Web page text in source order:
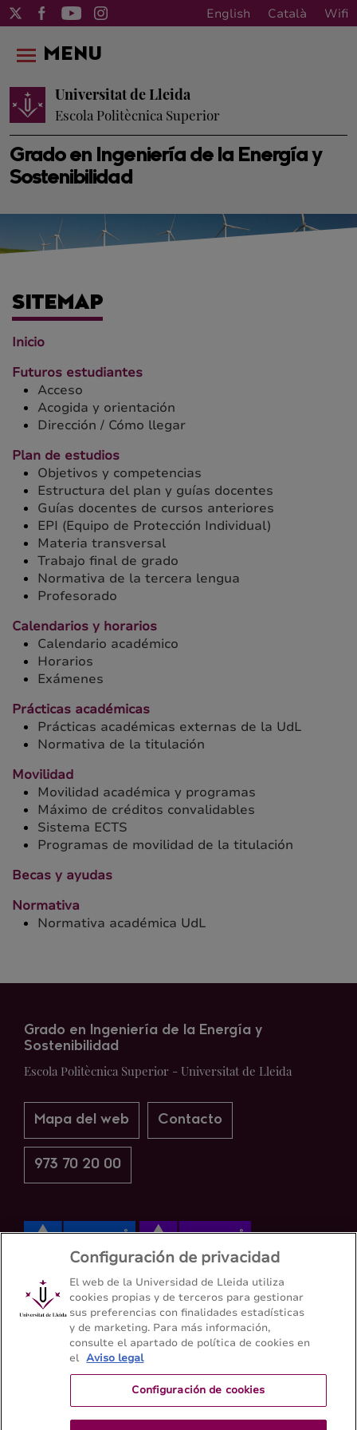
English Català Wifi
Grado en Ingeniería de la Energía y
Sostenibilidad
Universitat de Lleida
Escola Politècnica Superior
MENU
SITEMAP
Inicio
Futuros estudiantes
Acceso
Acogida y orientación
Dirección / Cómo llegar
Plan de estudios
Objetivos y competencias
Estructura del plan y guías docentes
Guías docentes de cursos anteriores
EPI (Equipo de Protección Individual)
Materia transversal
Trabajo final de grado
Normativa de la tercera lengua
Profesorado
Calendarios y horarios
Calendario académico
Horarios
Exámenes
Prácticas académicas
Prácticas académicas externas de la UdL
Normativa de la titulación
Movilidad
Movilidad académica y programas
Máximo de créditos convalidables
Sistema ECTS
Programas de movilidad de la titulación
Becas y ayudas
Normativa
Normativa académica UdL
Grado en Ingeniería de la Energía y
Sostenibilidad
Escola Politècnica Superior - Universitat de Lleida
Mapa del web Contacto
973 70 20 00
Configuración de privacidad
El web de la Universidad de Lleida utiliza
cookies propias y de terceros para gestionar
sus preferencias con finalidades estadísticas
y de marketing. Para más información,
consulte el apartado de política de cookies en
el Aviso legal
Configuración de cookies